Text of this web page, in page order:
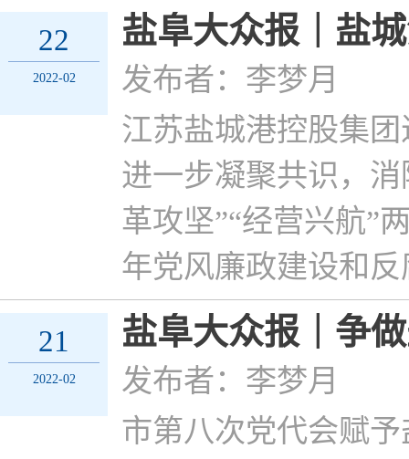
22
2022-02
盐阜大众报｜盐
发布者：李梦月
江苏盐城港控股集
进一步凝聚共识，
革攻坚”“经营兴航”
年党风廉政建设和
21
2022-02
盐阜大众报｜争
发布者：李梦月
市第八次党代会赋